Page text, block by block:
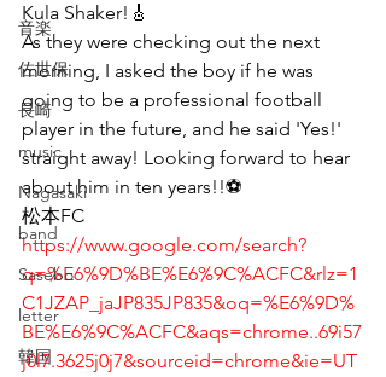
音楽
佐世保
長崎
music
Nagasaki
band
Sasebo
letter
韓国
Kula Shaker!🎸
As they were checking out the next
morning, I asked the boy if he was
going to be a professional football
player in the future, and he said 'Yes!'
straight away! Looking forward to hear
about him in ten years!!⚽
松本FC
https://www.google.com/search?
q=%E6%9D%BE%E6%9C%ACFC&rlz=1
C1JZAP_jaJP835JP835&oq=%E6%9D%
BE%E6%9C%ACFC&aqs=chrome..69i57
j0l7.3625j0j7&sourceid=chrome&ie=UT